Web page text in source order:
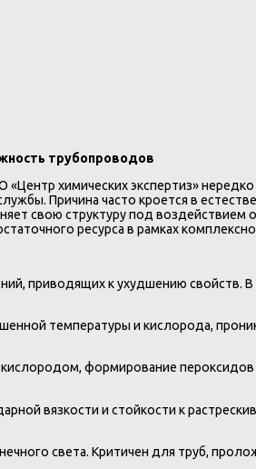
трубопроводов
«Центр химических экспертиз»
Причина часто кроется в
свою структуру под
ресурса в рамках
приводящих к ухудшению свойств.
температуры и кислорода,
формирование
вязкости и стойкости к
света. Критичен для труб,